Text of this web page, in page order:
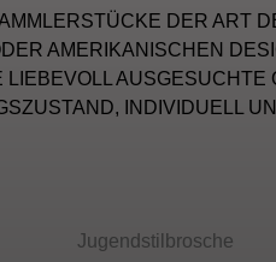
DER ART
AMERIKANISCHEN
AUSGESUCHTE
INDIVIDUELL